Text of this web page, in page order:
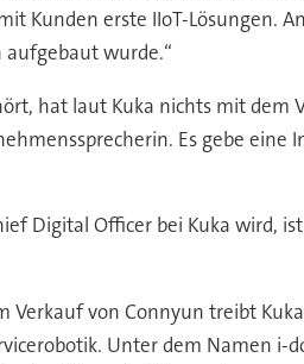
Kunden erste IIoT-Lösungen.
wurde.“
hat laut Kuka nichts mit
Es gebe
Digital Officer bei Kuka wird,
Verkauf von Connyun treibt
Unter dem Namen